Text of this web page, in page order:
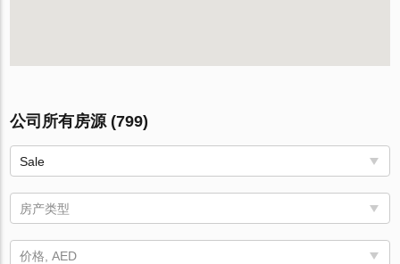
公司所有房源 (799)
Sale
房产类型
价格, AED